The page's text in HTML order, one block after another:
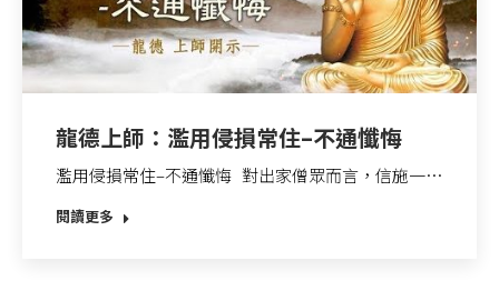
龍德上師：濫用侵損常住–不通懺悔
濫用侵損常住–不通懺悔 對出家僧眾而言，信施一…
閱讀更多